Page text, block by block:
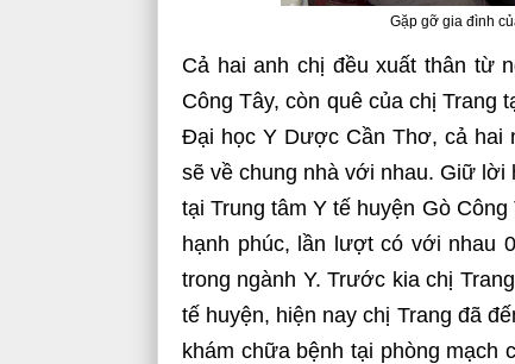
Gặp gỡ gia đình
Cả hai anh chị đều xuất thân từ
Công Tây, còn quê của chị Trang
Đại học Y Dược Cần Thơ, cả hai
sẽ về chung nhà với nhau. Giữ lời
tại Trung tâm Y tế huyện Gò
hạnh phúc, lần lượt có với nhau
trong ngành Y. Trước kia chị
tế huyện, hiện nay chị Trang đã
khám chữa bệnh tại phòng mạch